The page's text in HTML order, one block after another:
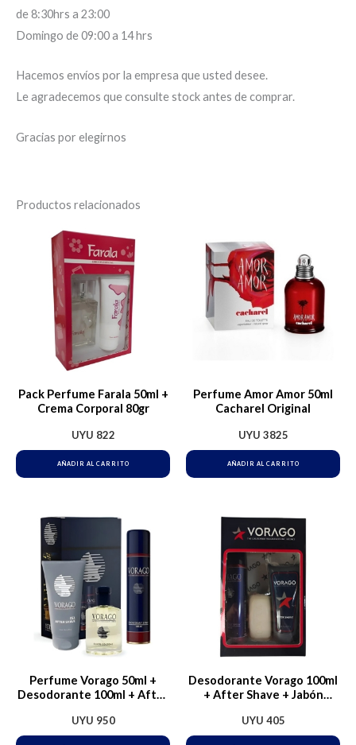
de 8:30hrs a 23:00
Domingo de 09:00 a 14 hrs
Hacemos envíos por la empresa que usted desee.
Le agradecemos que consulte stock antes de comprar.
Gracias por elegirnos
Productos relacionados
Pack Perfume Farala 50ml +
Crema Corporal 80gr
UYU 822
AÑADIR AL CARRITO
Perfume Amor Amor 50ml
Cacharel Original
UYU 3825
AÑADIR AL CARRITO
Perfume Vorago 50ml +
Desodorante 100ml + After
UYU 950
Desodorante Vorago 100ml
+ After Shave + Jabón
UYU 405